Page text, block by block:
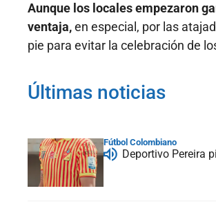
Aunque los locales empezaron
ventaja,en especial, por las
pie para evitar la celebración de
Últimas noticias
Fútbol Colombiano
Deportivo Pereira